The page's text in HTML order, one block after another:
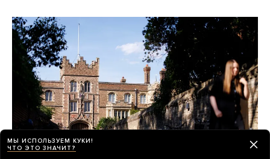
МЫ ИСПОЛЬЗУЕМ КУКИ!
ЧТО ЭТО ЗНАЧИТ?